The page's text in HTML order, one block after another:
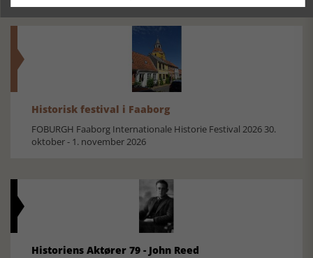
Historisk festival i Faaborg
FOBURGH Faaborg Internationale Historie Festival 2026 30.
oktober - 1. november 2026
Historiens Aktører 79 - John Reed